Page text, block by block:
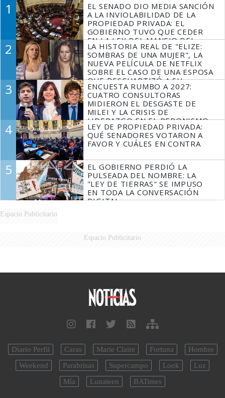
1
EL SENADO DIO MEDIA SANCIÓN
A LA INVIOLABILIDAD DE LA
PROPIEDAD PRIVADA: EL
GOBIERNO TUVO QUE CEDER
EN LA LEY DEL MANEJO DEL
FUEGO
2
LA HISTORIA REAL DE "ELIZE:
SOMBRAS DE UNA MUJER", LA
NUEVA PELÍCULA DE NETFLIX
SOBRE EL CASO DE UNA ESPOSA
QUE DESCUARTIZÓ A SU
MARIDO
3
ENCUESTA RUMBO A 2027:
CUATRO CONSULTORAS
MIDIERON EL DESGASTE DE
MILEI Y LA CRISIS DE
LIDERAZGO EN EL PERONISMO
4
LEY DE PROPIEDAD PRIVADA:
QUÉ SENADORES VOTARON A
FAVOR Y CUÁLES EN CONTRA
5
EL GOBIERNO PERDIÓ LA
PULSEADA DEL NOMBRE: LA
"LEY DE TIERRAS" SE IMPUSO
EN TODA LA CONVERSACIÓN
DIGITAL
Espacio Publicitario
Espacio Publicitario
Diario Perfil Caras Marie Claire Fortuna
Hombre
Weekend
Parabrisas Supercampo Look
Luz
Mía
Lunateen BATimes